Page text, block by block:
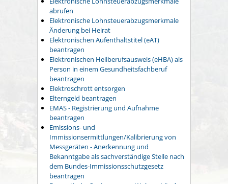
abrufen
Elektronische Lohnsteuerabzugsmerkmale
Änderung bei Heirat
Elektronischen Aufenthaltstitel (eAT)
beantragen
Elektronischen Heilberufsausweis (eHBA) als
Person in einem Gesundheitsfachberuf
beantragen
Elektroschrott entsorgen
Elterngeld beantragen
EMAS - Registrierung und Aufnahme
beantragen
Emissions- und
Immissionsermittlungen/Kalibrierung von
Messgeräten - Anerkennung und
Bekanntgabe als sachverständige Stelle nach
dem Bundes-Immissionsschutzgesetz
beantragen